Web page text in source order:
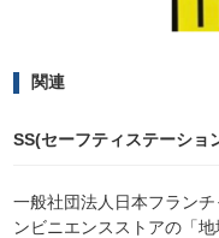
関連
SS(セーフティステーショ
一般社団法人日本フラン
ンビニエンスストアの「